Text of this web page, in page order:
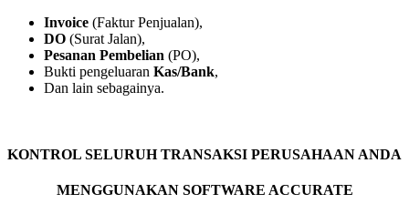
Invoice (Faktur Penjualan),
DO (Surat Jalan),
Pesanan Pembelian (PO),
Bukti pengeluaran Kas/Bank,
Dan lain sebagainya.
KONTROL SELURUH TRANSAKSI PERUSAHAAN ANDA
MENGGUNAKAN SOFTWARE ACCURATE